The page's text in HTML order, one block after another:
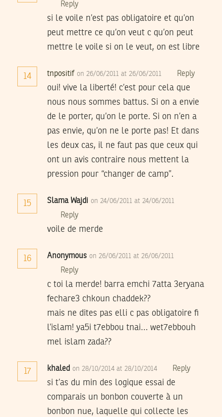
Reply
si le voile n’est pas obligatoire et qu’on
peut mettre ce qu’on veut c qu’on peut
mettre le voile si on le veut, on est libre
14 tnpositif on 26/06/2011 at 26/06/2011 Reply
oui! vive la liberté! c’est pour cela que
nous nous sommes battus. Si on a envie
de le porter, qu’on le porte. Si on n’en a
pas envie, qu’on ne le porte pas! Et dans
les deux cas, il ne faut pas que ceux qui
ont un avis contraire nous mettent la
pression pour “changer de camp”.
15 Slama Wajdi on 24/06/2011 at 24/06/2011
Reply
voile de merde
16 Anonymous on 26/06/2011 at 26/06/2011
Reply
c toi la merde! barra emchi 7atta 3eryana
fechare3 chkoun chaddek??
mais ne dites pas elli c pas obligatoire fi
l’islam! ya5i t7ebbou tnai… wet7ebbouh
mel islam zada??
17 khaled on 28/10/2014 at 28/10/2014 Reply
si t’as du min des logique essai de
comparais un bonbon couverte à un
bonbon nue, laquelle qui collecte les